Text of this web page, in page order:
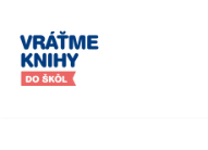
Preskočiť
na